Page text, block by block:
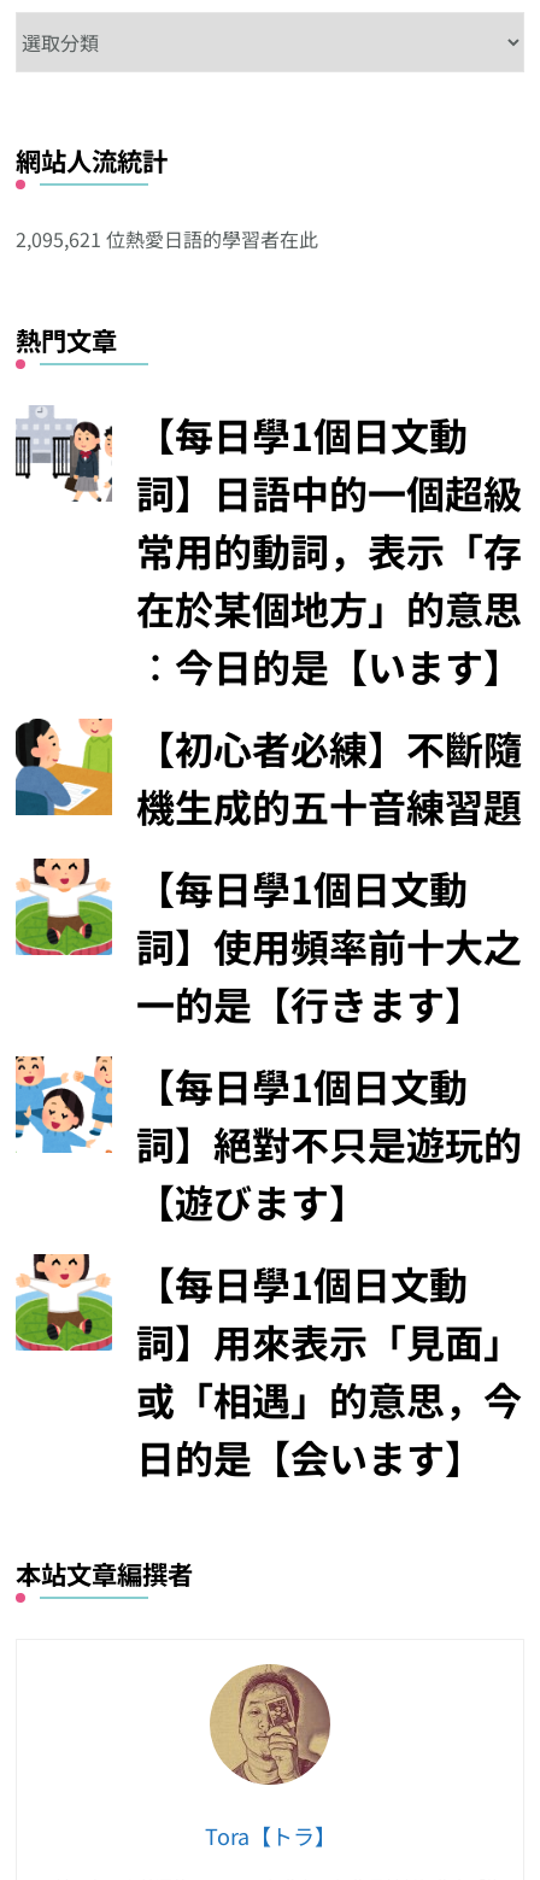
這
其
他
類
網站人流統計
2,095,621 位熱愛日語的學習者在此
熱門文章
【每日學1個日文動
詞】日語中的一個超級
常用的動詞，表示「存
在於某個地方」的意思
︰今日的是【います】
【初心者必練】不斷隨
機生成的五十音練習題
【每日學1個日文動
詞】使用頻率前十大之
一的是【行きます】
【每日學1個日文動
詞】絕對不只是遊玩的
【遊びます】
【每日學1個日文動
詞】用來表示「見面」
或「相遇」的意思，今
日的是【会います】
本站文章編撰者
Tora【トラ】